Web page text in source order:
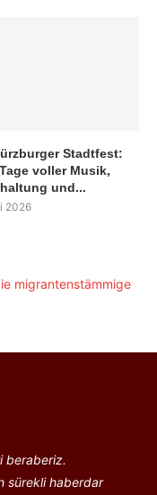
Stadtfest:
voller Musik,
und...
2026
beraberiz.
sürekli haberdar